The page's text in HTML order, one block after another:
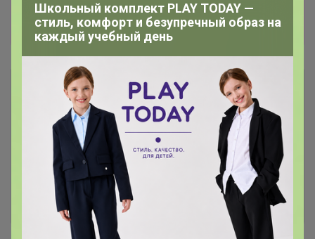
Оплата на расчетный счет по реквизитам ИП,
либо по куар коду. Развоз 17 февраля
Описание
Условия участия
Ключевые даты
История проведённых выкупов
Школьный комплект PLAY TODAY —
стиль, комфорт и безупречный образ на
каждый учебный день